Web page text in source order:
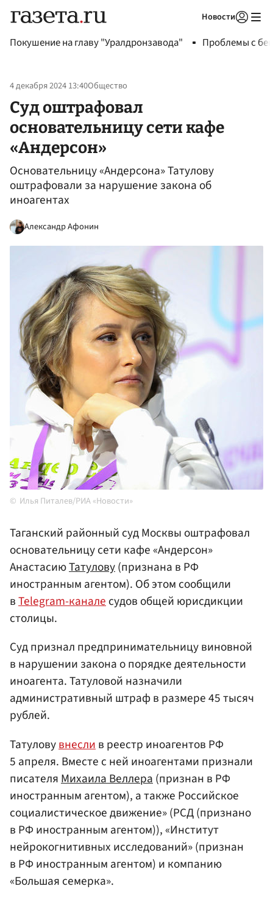
Новости
Покушение на главу "Уралдронзавода" Проблемы с
4 декабря 2024 13:40Общество
Суд оштрафовал
основательницу сети кафе
«Андерсон»
Основательницу «Андерсона» Татулову
оштрафовали за нарушение закона об
иноагентах
Александр Афонин
Илья Питалев/РИА «Новости»
Таганский районный суд Москвы оштрафовал
основательницу сети кафе «Андерсон»
АнастасиюТатулову(признана в РФ
иностранным агентом). Об этом сообщили
вTelegram-каналесудов общей юрисдикции
столицы.
Суд признал предпринимательницу виновной
в нарушении закона о порядке деятельности
иноагента. Татуловой назначили
административный штраф в размере 45 тысяч
рублей.
Татуловувнесли в реестр иноагентов РФ
5 апреля. Вместе с ней иноагентами признали
писателя Михаила Веллера (признан в РФ
иностранным агентом), а также Российское
социалистическое движение» (РСД (признано
в РФ иностранным агентом)), «Институт
нейрокогнитивных исследований» (признан
в РФ иностранным агентом) и компанию
«Большая семерка».